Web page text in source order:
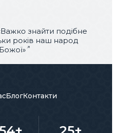
знайти подібне
років наш народ
БлогКонтакти